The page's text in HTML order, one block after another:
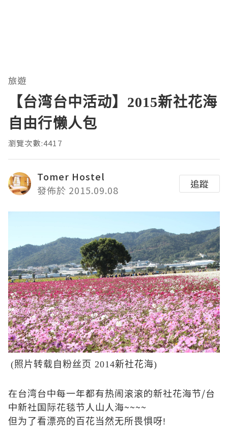
旅遊
【台湾台中活动】2015新社花海
自由行懒人包
瀏覽次數:4417
Tomer Hostel
發佈於 2015.09.08
追蹤
(照片转载自粉丝页 2014新社花海)
在台湾台中每一年都有热闹滚滚的新社花海节/台
中新社国际花毯节人山人海~~~~
但为了看漂亮的百花当然无所畏惧呀!